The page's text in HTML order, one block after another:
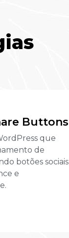
Buttons
que
de
botões sociais
e